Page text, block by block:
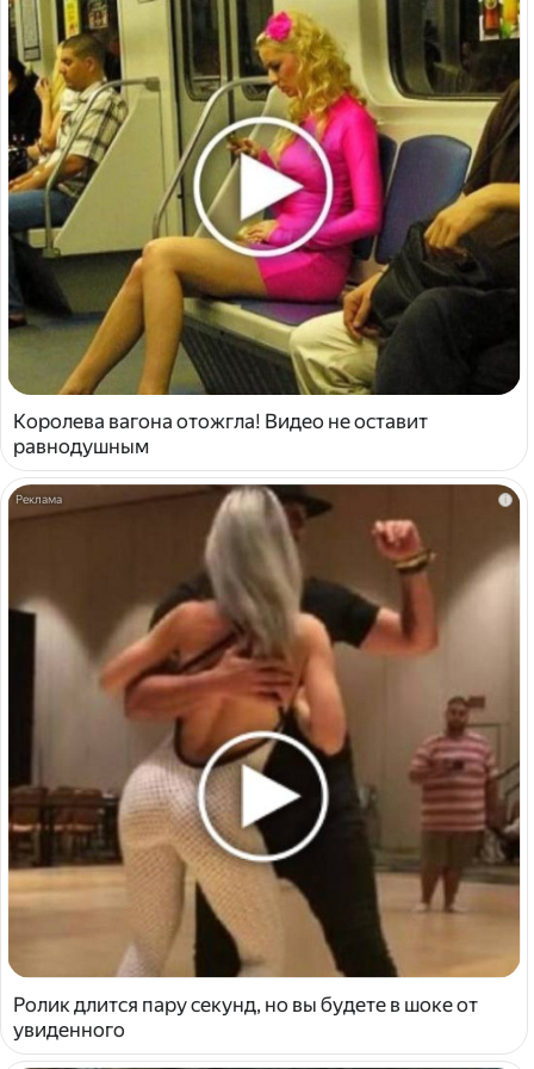
Королева вагона отожгла! Видео не оставит
равнодушным
i
Ролик длится пару секунд, но вы будете в шоке от
увиденного